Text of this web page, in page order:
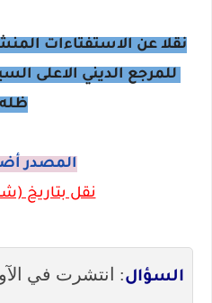
نقلا عن الاستفتاءات
للمرجع الديني الاعلى
المصدر
نقل بتاريخ
السؤال: انتشرت في